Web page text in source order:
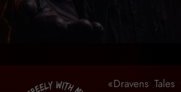
«Dravens